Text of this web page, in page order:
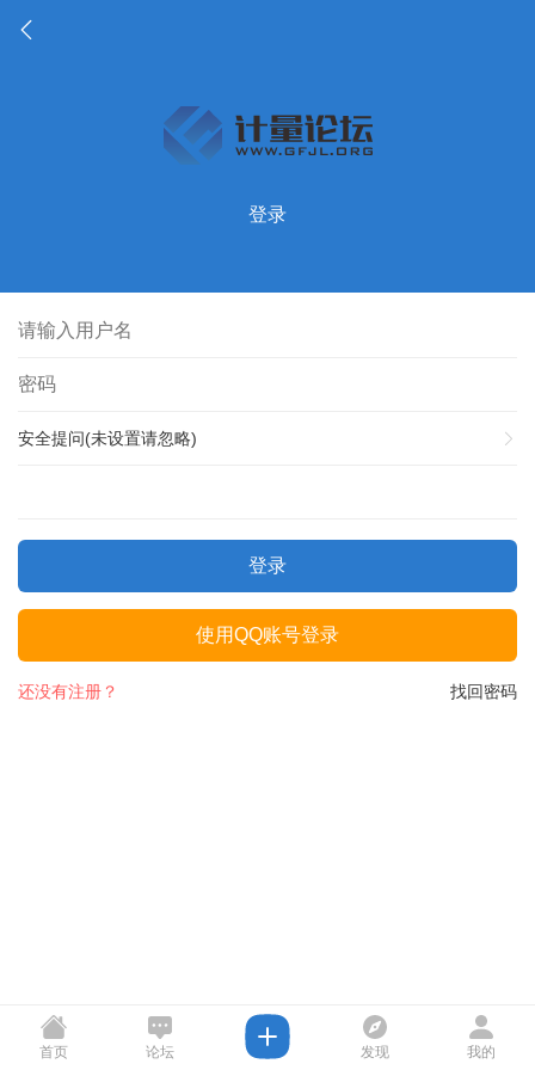
登录
安全提问(未设置请忽略)
登录
使用QQ账号登录
找回密码
还没有注册？
首页 论坛 发现 我的